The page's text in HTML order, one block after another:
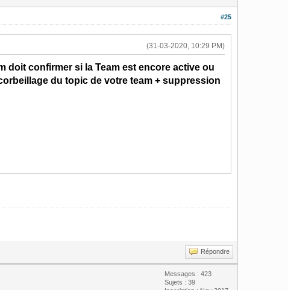
#25
(31-03-2020, 10:29 PM)
doit confirmer si la Team est encore active ou
du topic de votre team + suppression
Répondre
Messages : 423
Sujets : 39